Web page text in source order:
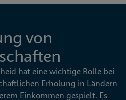
von
hat eine wichtige Rolle bei
Erholung in Ländern
Einkommen gespielt. Es